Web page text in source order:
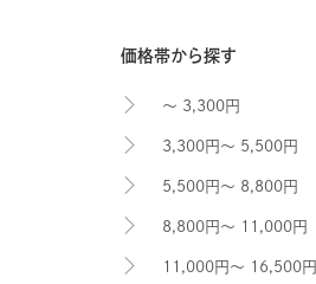
価格帯から探す
～ 3,300円
3,300円～ 5,500円
5,500円～ 8,800円
8,800円～ 11,000円
11,000円～ 16,500円